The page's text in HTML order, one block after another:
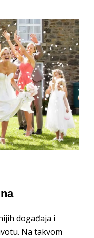
događaja i
Na takvom